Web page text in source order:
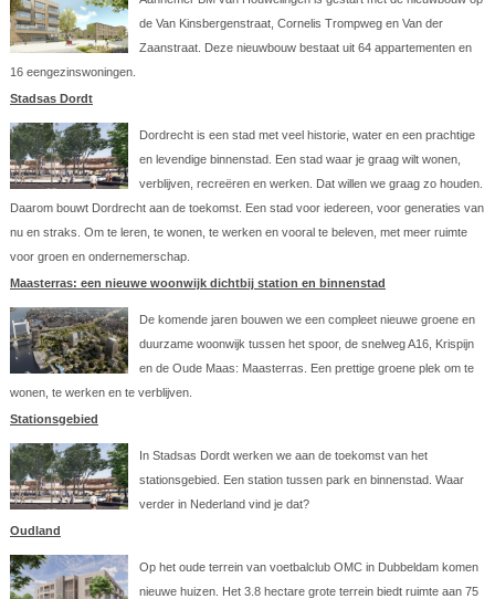
de Van Kinsbergenstraat, Cornelis Trompweg en Van der
Zaanstraat. Deze nieuwbouw bestaat uit 64 appartementen en
16 eengezinswoningen.
Stadsas Dordt
Dordrecht is een stad met veel historie, water en een prachtige
en levendige binnenstad. Een stad waar je graag wilt wonen,
verblijven, recreëren en werken. Dat willen we graag zo houden.
Daarom bouwt Dordrecht aan de toekomst. Een stad voor iedereen, voor generaties van
nu en straks. Om te leren, te wonen, te werken en vooral te beleven, met meer ruimte
voor groen en ondernemerschap.
Maasterras: een nieuwe woonwijk dichtbij station en binnenstad
De komende jaren bouwen we een compleet nieuwe groene en
duurzame woonwijk tussen het spoor, de snelweg A16, Krispijn
en de Oude Maas: Maasterras. Een prettige groene plek om te
wonen, te werken en te verblijven.
Stationsgebied
In Stadsas Dordt werken we aan de toekomst van het
stationsgebied. Een station tussen park en binnenstad. Waar
verder in Nederland vind je dat?
Oudland
Op het oude terrein van voetbalclub OMC in Dubbeldam komen
nieuwe huizen. Het 3.8 hectare grote terrein biedt ruimte aan 75